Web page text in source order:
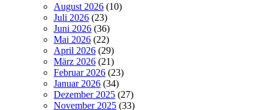
August 2026 (10)
Juli 2026 (23)
Juni 2026 (36)
Mai 2026 (22)
April 2026 (29)
März 2026 (21)
Februar 2026 (23)
Januar 2026 (34)
Dezember 2025 (27)
November 2025 (33)